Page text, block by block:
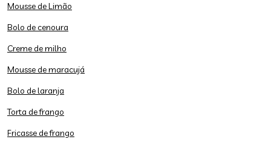
Mousse de Limão
Bolo de cenoura
Creme de milho
Mousse de maracujá
Bolo de laranja
Torta de frango
Fricasse de frango